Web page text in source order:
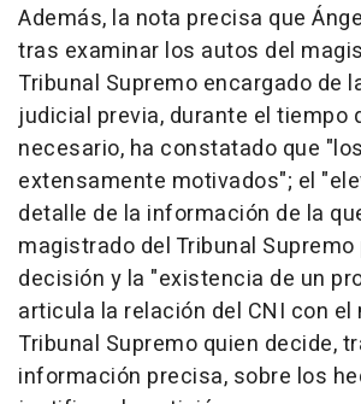
Además, la nota precisa que
tras examinar los autos del
Tribunal Supremo encargado de
judicial previa, durante el tiempo
necesario, ha constatado que
extensamente motivados"; el
detalle de la información de la
magistrado del Tribunal
decisión y la "existencia de un
articula la relación del CNI con
Tribunal Supremo quien decide,
información precisa, sobre los